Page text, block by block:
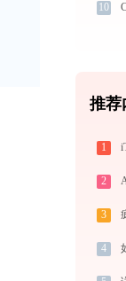
10
推荐
1
2
3
4